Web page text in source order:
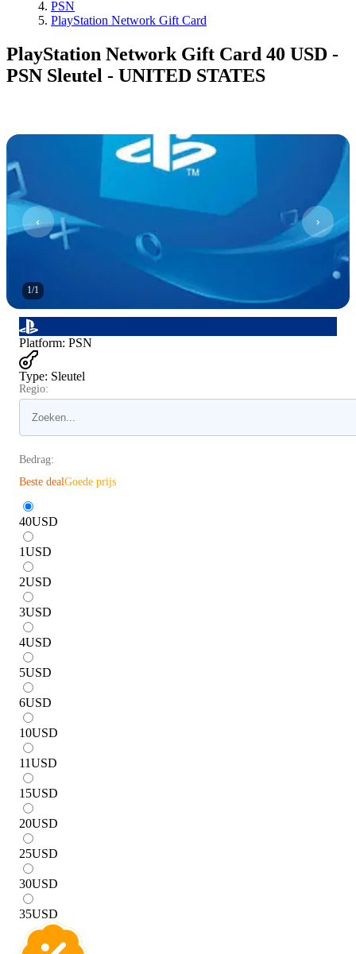
PSN
PlayStation Network Gift Card
PlayStation Network Gift Card 40 USD -
PSN Sleutel - UNITED STATES
1/1
Platform: PSN
Type: Sleutel
Regio:
Bedrag:
Beste dealGoede prijs
40USD
1USD
2USD
3USD
4USD
5USD
6USD
10USD
11USD
15USD
20USD
25USD
30USD
35USD